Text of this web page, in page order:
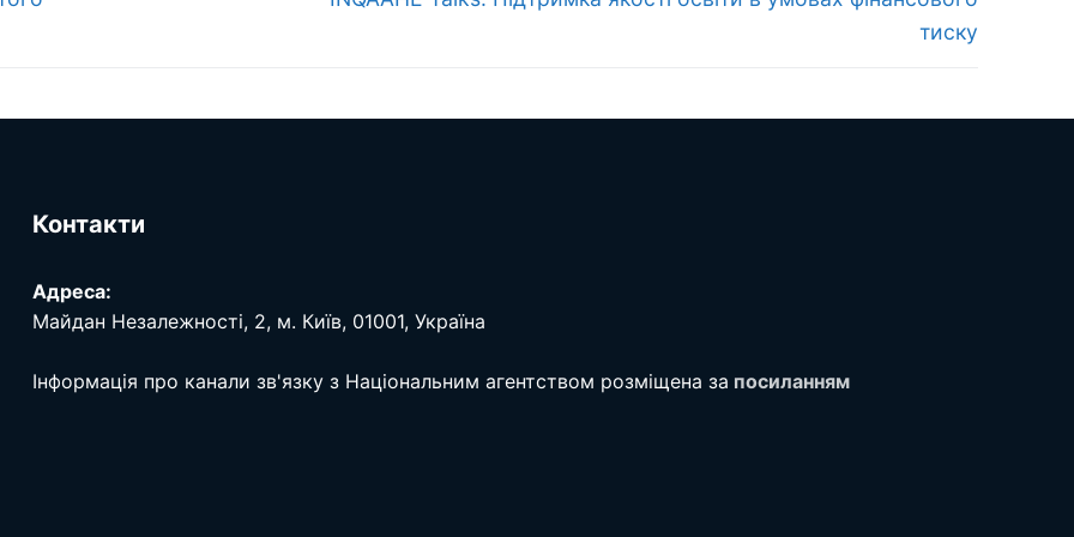
тиску
Контакти
Адреса:
Майдан Незалежності, 2, м. Київ, 01001, Україна
Інформація про канали зв'язку з Національним агентством розміщена за посиланням